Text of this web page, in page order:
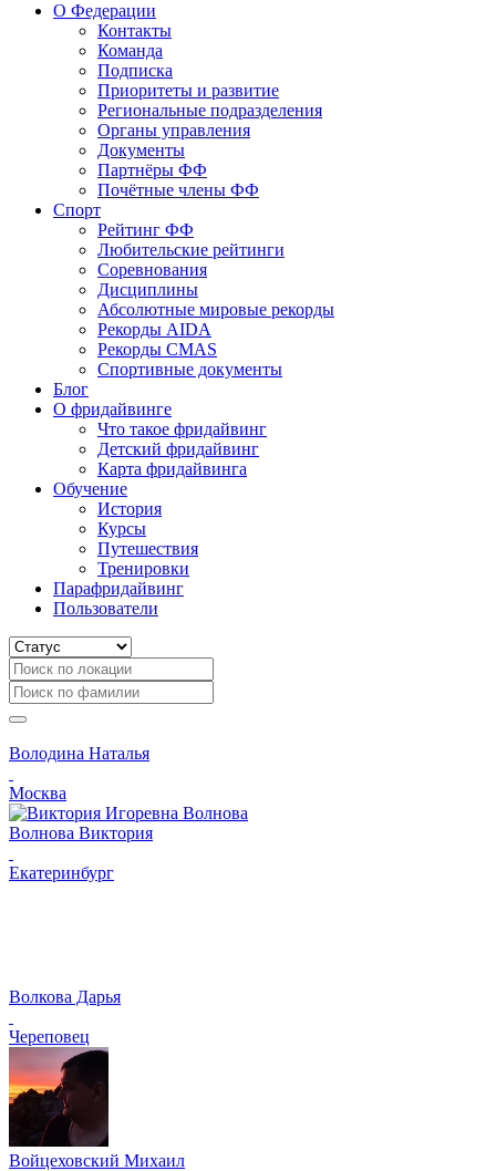
О Федерации
Контакты
Команда
Подписка
Приоритеты и развитие
Региональные подразделения
Органы управления
Документы
Партнёры ФФ
Почётные члены ФФ
Спорт
Рейтинг ФФ
Любительские рейтинги
Соревнования
Дисциплины
Абсолютные мировые рекорды
Рекорды AIDA
Рекорды CMAS
Спортивные документы
Блог
О фридайвинге
Что такое фридайвинг
Детский фридайвинг
Карта фридайвинга
Обучение
История
Курсы
Путешествия
Тренировки
Парафридайвинг
Пользователи
Володина Наталья
Москва
Волнова Виктория
Екатеринбург
Волкова Дарья
Череповец
Войцеховский Михаил